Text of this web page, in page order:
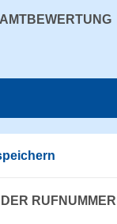
RUFNUMMER